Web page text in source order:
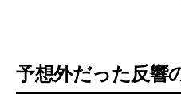
予想外だった反響